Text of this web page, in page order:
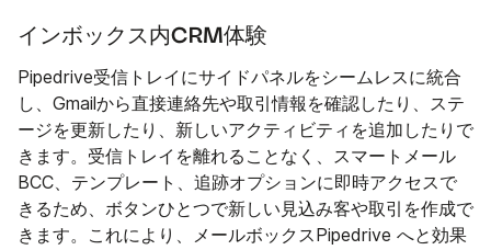
インボックス内CRM体験
Pipedrive受信トレイにサイドパネルをシームレスに統合
し、Gmailから直接連絡先や取引情報を確認したり、ステ
ージを更新したり、新しいアクティビティを追加したりで
きます。受信トレイを離れることなく、スマートメール
BCC、テンプレート、追跡オプションに即時アクセスで
きるため、ボタンひとつで新しい見込み客や取引を作成で
きます。これにより、メールボックスPipedrive へと効果